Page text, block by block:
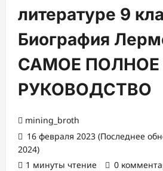
литературе 9
Биография
САМОЕ ПОЛНОЕ
РУКОВОДСТВО
mining_broth
16 февраля 2023 (Последнее
2024)
1 минуты чтение
0